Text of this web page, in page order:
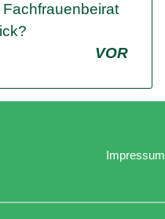
VOR
Impressum